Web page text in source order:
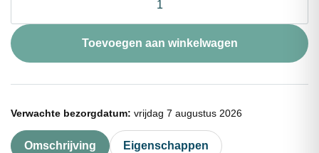
vel
portie
180g
aantal
Toevoegen aan winkelwagen
Verwachte bezorgdatum: vrijdag 7 augustus 2026
Omschrijving Eigenschappen